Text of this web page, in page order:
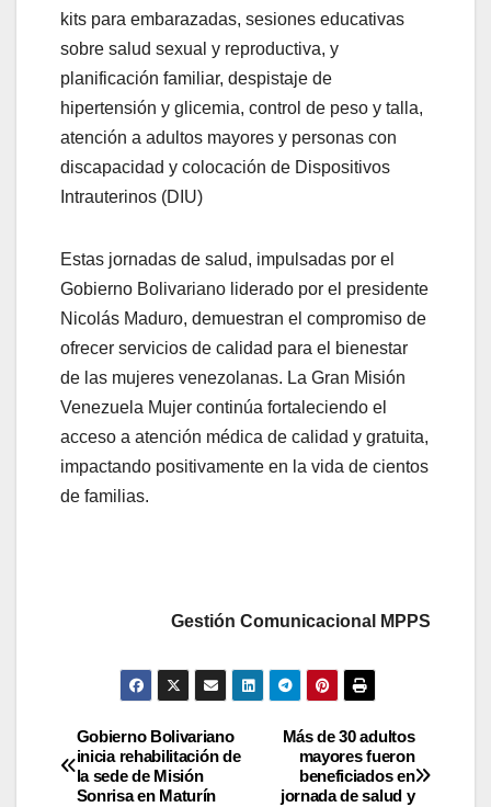
kits para embarazadas, sesiones educativas
sobre salud sexual y reproductiva, y
planificación familiar, despistaje de
hipertensión y glicemia, control de peso y talla,
atención a adultos mayores y personas con
discapacidad y colocación de Dispositivos
Intrauterinos (DIU)
Estas jornadas de salud, impulsadas por el
Gobierno Bolivariano liderado por el presidente
Nicolás Maduro, demuestran el compromiso de
ofrecer servicios de calidad para el bienestar
de las mujeres venezolanas. La Gran Misión
Venezuela Mujer continúa fortaleciendo el
acceso a atención médica de calidad y gratuita,
impactando positivamente en la vida de cientos
de familias.
Gestión Comunicacional MPPS
Más de 30 adultos
mayores fueron
beneficiados en
jornada de salud y
Gobierno Bolivariano
inicia rehabilitación de
la sede de Misión
Sonrisa en Maturín